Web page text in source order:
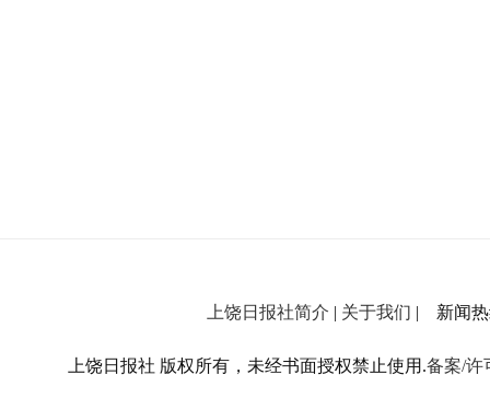
上饶日报社简介 | 关于我们 | 新闻热
上饶日报社 版权所有，未经书面授权禁止使用.备案/许